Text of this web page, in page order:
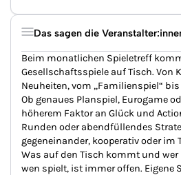
Das sagen die
Beim monatlichen Spieletreff
Gesellschaftsspiele auf Tisch. Von
Neuheiten, vom „Familienspiel“ bis
Ob genaues Planspiel, Eurogame
höherem Faktor an Glück und
Runden oder abendfüllendes
gegeneinander, kooperativ oder im
Was auf den Tisch kommt und wer
wen spielt, ist immer offen. Eigene